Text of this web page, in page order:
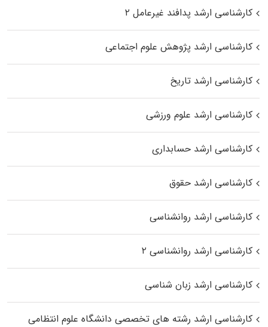
کارشناسی ارشد پدافند غیرعامل ۲
کارشناسی ارشد پژوهش علوم اجتماعی
کارشناسی ارشد تاریخ
کارشناسی ارشد علوم ورزشی
کارشناسی ارشد حسابداری
کارشناسی ارشد حقوق
کارشناسی ارشد روانشناسی
کارشناسی ارشد روانشناسی ۲
کارشناسی ارشد زبان شناسی
کارشناسی ارشد رﺷﺘﻪ ﻫﺎی تخصصی داﻧﺸﮕﺎه ﻋﻠﻮم انتظامی